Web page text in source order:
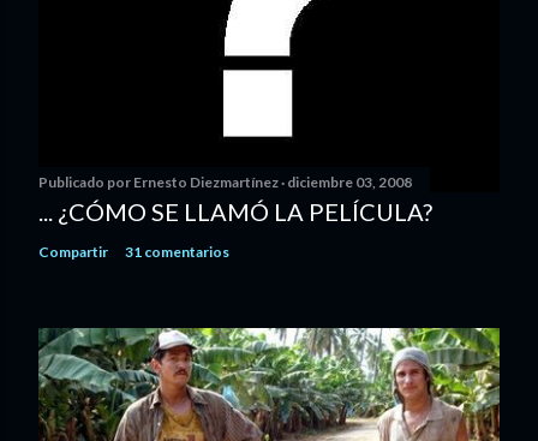
Publicado por Ernesto Diezmartínez diciembre 03, 2008
... ¿CÓMO SE LLAMÓ LA PELÍCULA?
Compartir 31 comentarios